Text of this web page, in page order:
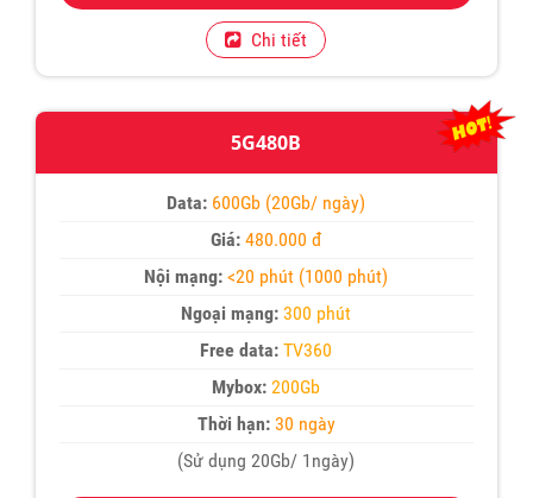
Chi tiết
5G480B
Data: 600Gb (20Gb/ ngày)
Giá:480.000 đ
Nội mạng: <20 phút (1000 phút)
Ngoại mạng: 300 phút
Free data: TV360
Mybox: 200Gb
Thời hạn:30 ngày
(Sử dụng 20Gb/ 1ngày)